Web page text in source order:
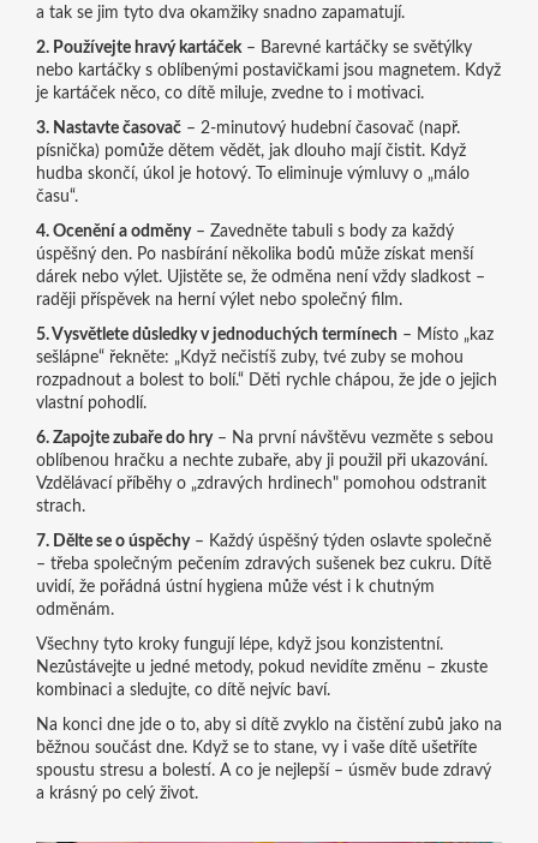
a tak se jim tyto dva okamžiky snadno zapamatují.
2. Používejte hravý kartáček– Barevné kartáčky se světýlky
nebo kartáčky s oblíbenými postavičkami jsou magnetem. Když
je kartáček něco, co dítě miluje, zvedne to i motivaci.
3. Nastavte časovač– 2‑minutový hudební časovač (např.
písnička) pomůže dětem vědět, jak dlouho mají čistit. Když
hudba skončí, úkol je hotový. To eliminuje výmluvy o „málo
času“.
4. Ocenění a odměny– Zavedněte tabuli s body za každý
úspěšný den. Po nasbírání několika bodů může získat menší
dárek nebo výlet. Ujistěte se, že odměna není vždy sladkost –
raději příspěvek na herní výlet nebo společný film.
5. Vysvětlete důsledky v jednoduchých termínech – Místo „kaz
sešlápne“ řekněte: „Když nečistíš zuby, tvé zuby se mohou
rozpadnout a bolest to bolí.“ Děti rychle chápou, že jde o jejich
vlastní pohodlí.
6. Zapojte zubaře do hry– Na první návštěvu vezměte s sebou
oblíbenou hračku a nechte zubaře, aby ji použil při ukazování.
Vzdělávací příběhy o „zdravých hrdinech" pomohou odstranit
strach.
7. Dělte se o úspěchy– Každý úspěšný týden oslavte společně
– třeba společným pečením zdravých sušenek bez cukru. Dítě
uvidí, že pořádná ústní hygiena může vést i k chutným
odměnám.
Všechny tyto kroky fungují lépe, když jsou konzistentní.
Nezůstávejte u jedné metody, pokud nevidíte změnu – zkuste
kombinaci a sledujte, co dítě nejvíc baví.
Na konci dne jde o to, aby si dítě zvyklo na čistění zubů jako na
běžnou součást dne. Když se to stane, vy i vaše dítě ušetříte
spoustu stresu a bolestí. A co je nejlepší – úsměv bude zdravý
a krásný po celý život.